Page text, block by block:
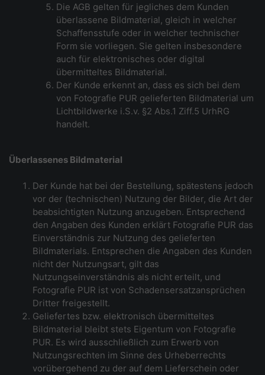
Die AGB gelten für jegliches dem Kunden
überlassene Bildmaterial, gleich in welcher
Schaffensstufe oder in welcher technischer
Form sie vorliegen. Sie gelten insbesondere
auch für elektronisches oder digital
übermitteltes Bildmaterial.
Der Kunde erkennt an, dass es sich bei dem
von Fotografie PUR gelieferten Bildmaterial um
Lichtbildwerke i.S.v. §2 Abs.1 Ziff.5 UrhRG
handelt.
Überlassenes Bildmaterial
Der Kunde hat bei der Bestellung, spätestens jedoch
vor der (technischen) Nutzung der Bilder, die Art der
beabsichtigten Nutzung anzugeben. Entsprechend
den Angaben des Kunden erklärt Fotografie PUR das
Einverständnis zur Nutzung des gelieferten
Bildmaterials. Entsprechen die Angaben des Kunden
nicht der Nutzungsart, gilt das
Nutzungseinverständnis als nicht erteilt, und
Fotografie PUR ist von Schadensersatzansprüchen
Dritter freigestellt.
Geliefertes bzw. elektronisch übermitteltes
Bildmaterial bleibt stets Eigentum von Fotografie
PUR. Es wird ausschließlich zum Erwerb von
Nutzungsrechten im Sinne des Urheberrechts
vorübergehend zu der auf dem Lieferschein oder